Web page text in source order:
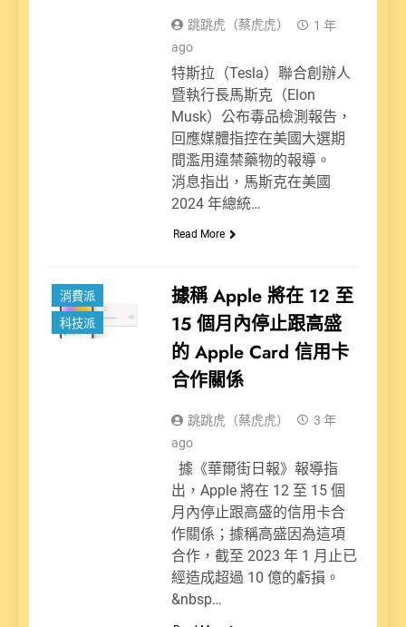
跳跳虎（蔡虎虎）
1 年
ago
特斯拉（Tesla）聯合創辦人
暨執行長馬斯克（Elon
Musk）公布毒品檢測報告，
回應媒體指控在美國大選期
間濫用違禁藥物的報導。
消息指出，馬斯克在美國
2024 年總統…
Read More
消費派
科技派
據稱 Apple 將在 12 至
15 個月內停止跟高盛
的 Apple Card 信用卡
合作關係
跳跳虎（蔡虎虎）
3 年
ago
據《華爾街日報》報導指
出，Apple 將在 12 至 15 個
月內停止跟高盛的信用卡合
作關係；據稱高盛因為這項
合作，截至 2023 年 1 月止已
經造成超過 10 億的虧損。
&nbsp…